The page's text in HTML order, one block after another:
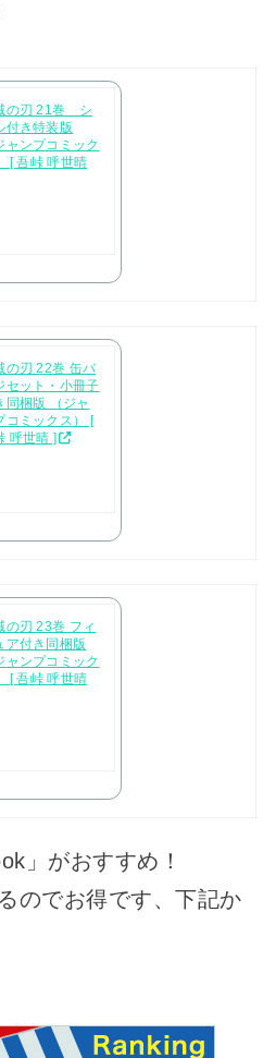
の刃 21巻 シ
付き特装版
ャンプコミック
[ 吾峠 呼世晴
の刃 22巻 缶バ
セット・小冊子
同梱版 （ジャ
コミックス） [
呼世晴 ]
の刃 23巻 フィ
ア付き同梱版
ャンプコミック
[ 吾峠 呼世晴
」がおすすめ！
のでお得です、下記か